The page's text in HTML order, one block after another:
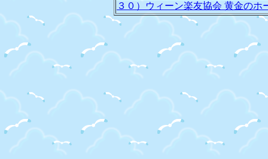
３０）ウィーン楽友協会 黄金のホ